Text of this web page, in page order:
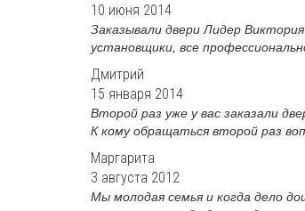
10 июня 2014
Заказывали двери Лидер
установщики, все
Дмитрий
15 января 2014
Второй раз уже у вас заказали
К кому обращаться второй раз
Маргарита
3 августа 2012
Мы молодая семья и когда дело